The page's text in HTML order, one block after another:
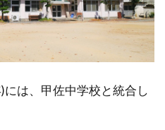
は、甲佐中学校と統合し